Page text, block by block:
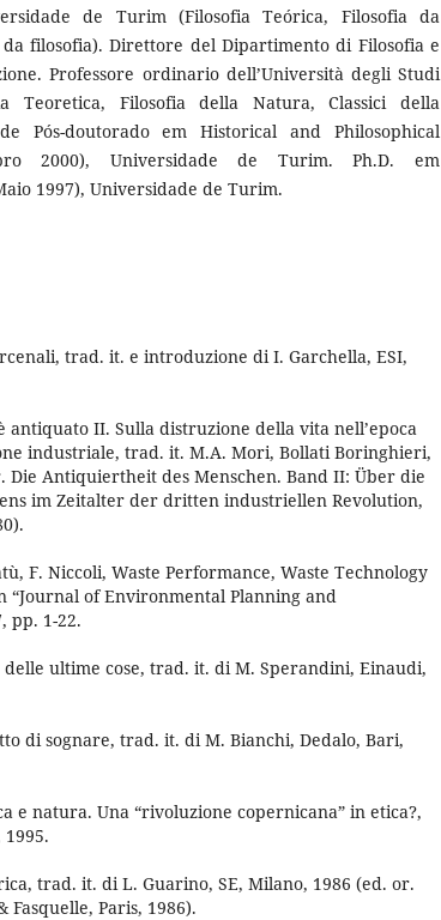
de Turim (Filosofia Teórica, Filosofia da
da filosofia). Direttore del Dipartimento di Filosofia e
Professore ordinario dell’Università degli Studi
Teoretica, Filosofia della Natura, Classici della
Pós-doutorado em Historical and Philosophical
2000), Universidade de Turim. Ph.D. em
1997), Universidade de Turim.
trad. it. e introduzione di I. Garchella, ESI,
antiquato II. Sulla distruzione della vita nell’epoca
industriale, trad. it. M.A. Mori, Bollati Boringhieri,
Die Antiquiertheit des Menschen. Band II: Über die
im Zeitalter der dritten industriellen Revolution,
F. Niccoli, Waste Performance, Waste Technology
“Journal of Environmental Planning and
pp. 1-22.
delle ultime cose, trad. it. di M. Sperandini, Einaudi,
di sognare, trad. it. di M. Bianchi, Dedalo, Bari,
e natura. Una “rivoluzione copernicana” in etica?,
trad. it. di L. Guarino, SE, Milano, 1986 (ed. or.
Fasquelle, Paris, 1986).